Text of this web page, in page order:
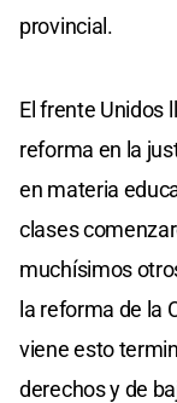
provincial.
El frente Unidos
reforma en la
en materia
clases
muchísimos
la reforma de la
viene esto
derechos y de